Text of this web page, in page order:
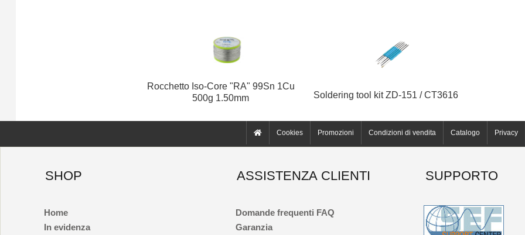
Rocchetto Iso-Core "RA" 99Sn 1Cu
500g 1.50mm
Soldering tool kit ZD-151 / CT3616
Cookies Promozioni Condizioni di vendita Catalogo Privacy
SHOP
Home
In evidenza
ASSISTENZA CLIENTI
Domande frequenti FAQ
Garanzia
SUPPORTO